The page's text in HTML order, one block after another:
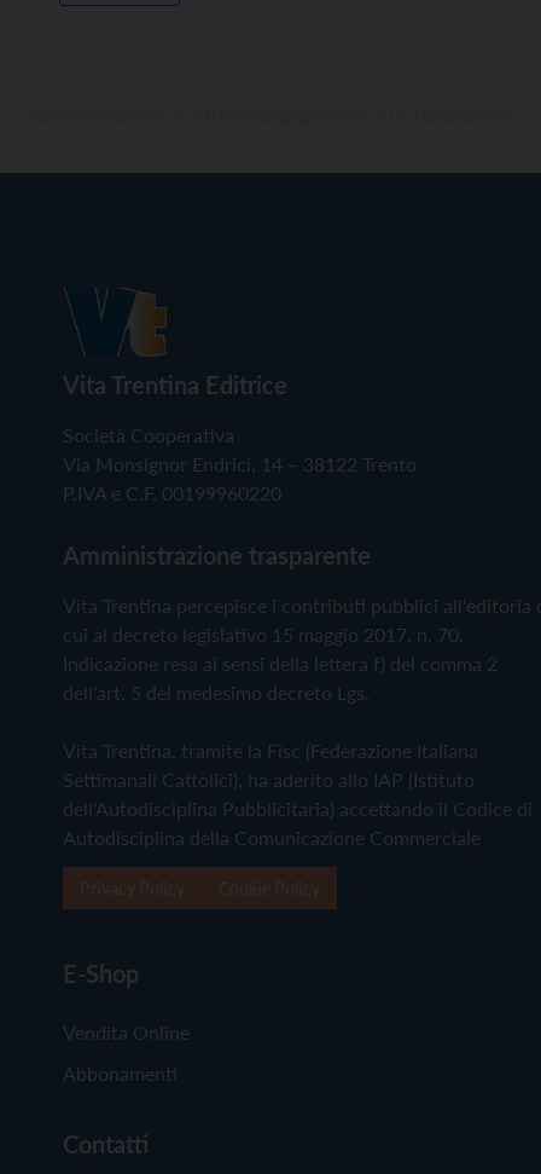
Vita Trentina Editrice
Società Cooperativa
Via Monsignor Endrici, 14 – 38122 Trento
P.IVA e C.F. 00199960220
Amministrazione trasparente
Vita Trentina percepisce i contributi pubblici all'editoria
cui al decreto legislativo 15 maggio 2017, n. 70.
Indicazione resa ai sensi della lettera f) del comma 2
dell'art. 5 del medesimo decreto Lgs.
Vita Trentina, tramite la Fisc (Federazione Italiana
Settimanali Cattolici), ha aderito allo IAP (Istituto
dell'Autodisciplina Pubblicitaria) accettando il Codice di
Autodisciplina della Comunicazione Commerciale
E-Shop
Vendita Online
Abbonamenti
Contatti